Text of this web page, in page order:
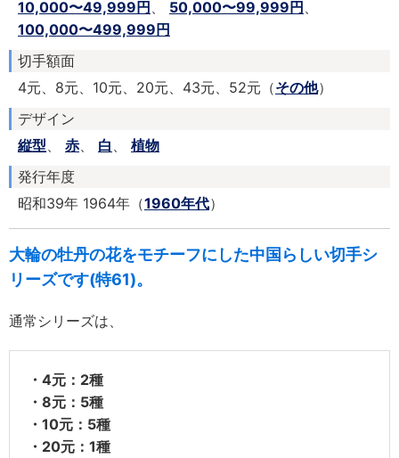
10,000〜49,999円
50,000〜99,999円
100,000〜499,999円
切手額面
4元、8元、10元、20元、43元、52元（その他）
デザイン
縦型
赤 白
植物
発行年度
昭和39年 1964年（1960年代）
大輪の牡丹の花をモチーフにした中国らしい切手シ
リーズです(特61)。
通常シリーズは、
・4元：2種
・8元：5種
・10元：5種
・20元：1種